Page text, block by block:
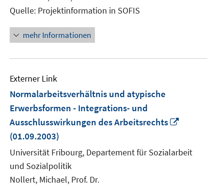
Quelle: Projektinformation in SOFIS
mehr Informationen
Externer Link
Normalarbeitsverhältnis und atypische
Erwerbsformen - Integrations- und
Ausschlusswirkungen des Arbeitsrechts
öffnen
(01.09.2003)
Universität Fribourg, Departement für Sozialarbeit
und Sozialpolitik
Nollert, Michael, Prof. Dr.